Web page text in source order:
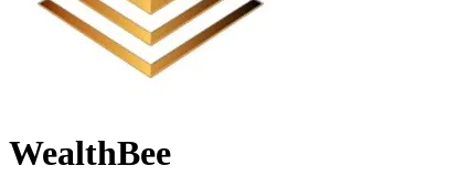
WealthBee